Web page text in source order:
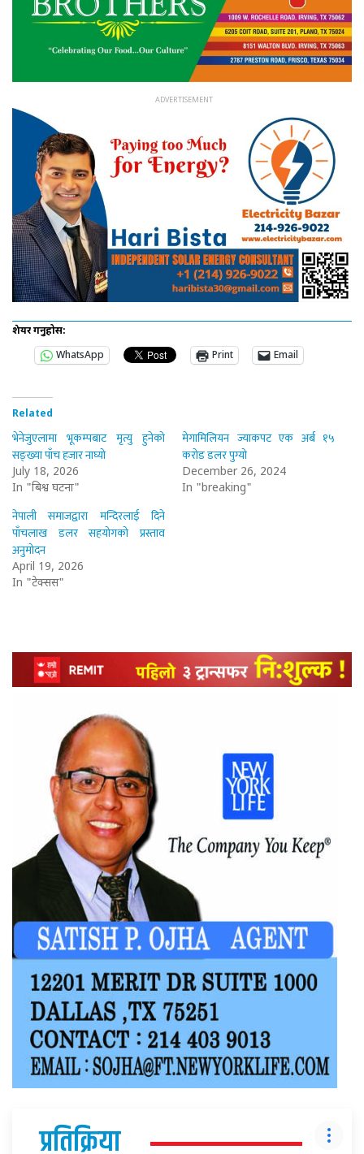
शेयर गर्नुहोस:
WhatsApp
Print Email
Related
भेनेजुएलामा भूकम्पबाट मृत्यु हुनेको
सङ्ख्या पाँच हजार नाघ्यो
July 18, 2026
In "बिश्व घटना"
मेगामिलियन ज्याकपट एक अर्ब १५
करोड डलर पुग्यो
December 26, 2024
In "breaking"
नेपाली समाजद्वारा मन्दिरलाई दिने
पाँचलाख डलर सहयोगको प्रस्ताव
अनुमोदन
April 19, 2026
In "टेक्सस"
प्रतिक्रिया